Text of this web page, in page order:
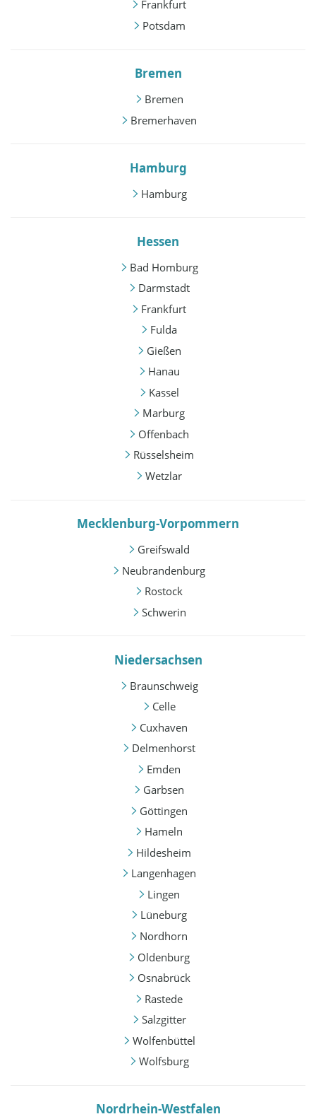
Frankfurt
Potsdam
Bremen
Bremen
Bremerhaven
Hamburg
Hamburg
Hessen
Bad Homburg
Darmstadt
Frankfurt
Fulda
Gießen
Hanau
Kassel
Marburg
Offenbach
Rüsselsheim
Wetzlar
Mecklenburg-Vorpommern
Greifswald
Neubrandenburg
Rostock
Schwerin
Niedersachsen
Braunschweig
Celle
Cuxhaven
Delmenhorst
Emden
Garbsen
Göttingen
Hameln
Hildesheim
Langenhagen
Lingen
Lüneburg
Nordhorn
Oldenburg
Osnabrück
Rastede
Salzgitter
Wolfenbüttel
Wolfsburg
Nordrhein-Westfalen